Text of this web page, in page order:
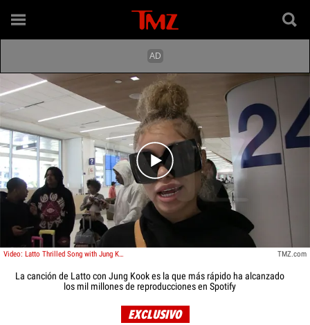
Play video content
Video: Latto Thrilled Song with Jung Kook is Fastest to 1 Billion Spotify Streams TMZ.com
La canción de Latto con Jung Kook es la que más rápido ha alcanzado
los mil millones de reproducciones en Spotify
EXCLUSIVO